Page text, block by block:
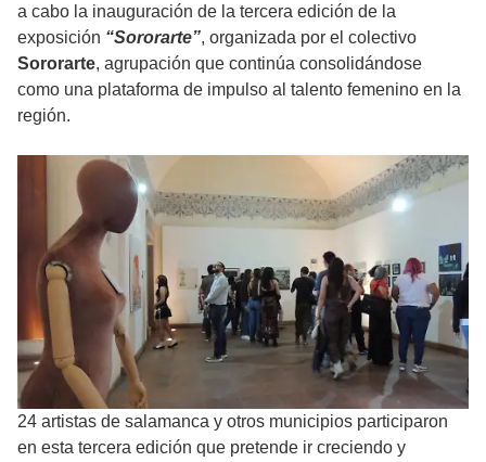
a cabo la inauguración de la tercera edición de la
exposición “Sororarte”, organizada por el colectivo
Sororarte, agrupación que continúa consolidándose
como una plataforma de impulso al talento femenino en la
región.
24 artistas de salamanca y otros municipios participaron
en esta tercera edición que pretende ir creciendo y